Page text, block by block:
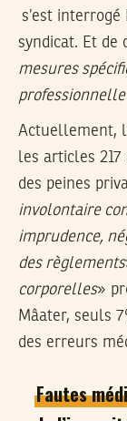
s’est
syndicat. Et de
mesures
Actuellement,
les articles 217
des peines
involontaire
imprudence,
des règlements
corporelles»
Mâater, seuls
des erreurs
Fautes